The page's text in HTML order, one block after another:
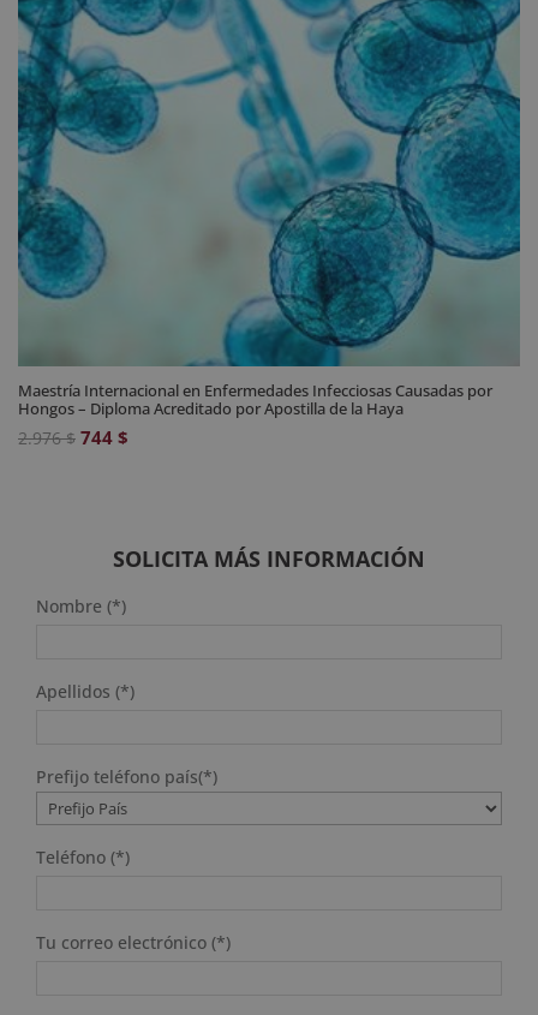
Maestría Internacional en Enfermedades Infecciosas Causadas por
Hongos – Diploma Acreditado por Apostilla de la Haya
2.976$ El
2.976 $.
744 $
744 $.
SOLICITA MÁS INFORMACIÓN
Nombre (*)
Apellidos (*)
Prefijo teléfono país(*)
Teléfono (*)
Tu correo electrónico (*)